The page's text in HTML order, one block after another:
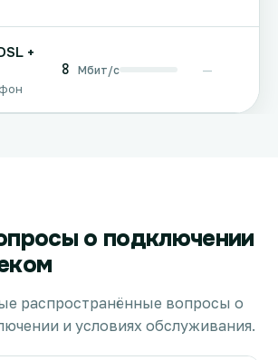
+
8 Мбит/с —
о подключении
распространённые вопросы о
и условиях обслуживания.